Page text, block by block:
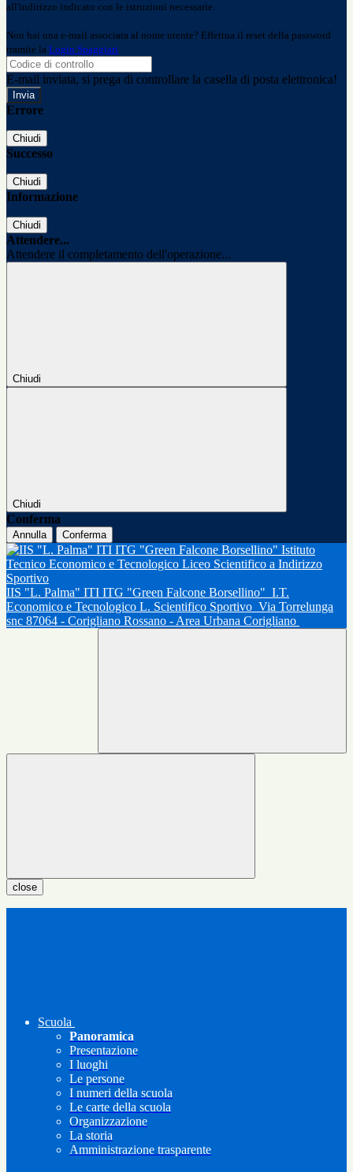
all'indirizzo indicato con le istruzioni necessarie.
Non hai una e-mail associata al nome utente? Effettua il reset della password
tramite la Login Spaggiari
E-mail inviata, si prega di controllare la casella di posta elettronica!
Errore
Chiudi
Successo
Chiudi
Informazione
Chiudi
Attendere...
Attendere il completamento dell'operazione...
Chiudi
Chiudi
Conferma
Annulla Conferma
IIS "L. Palma" ITI ITG "Green Falcone Borsellino" I.T.
Economico e Tecnologico L. Scientifico Sportivo Via Torrelunga
snc 87064 - Corigliano Rossano - Area Urbana Corigliano
close
Scuola
Panoramica
Presentazione
I luoghi
Le persone
I numeri della scuola
Le carte della scuola
Organizzazione
La storia
Amministrazione trasparente